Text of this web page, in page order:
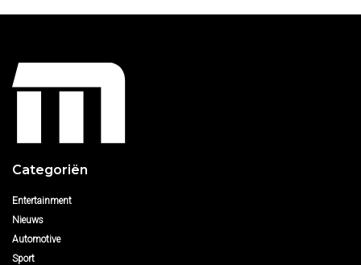
Categoriën
Entertainment
Nieuws
Automotive
Sport